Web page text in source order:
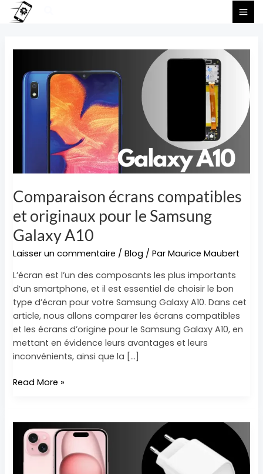
Aller
Comparaison écrans compatibles
et originaux pour le Samsung
Galaxy A10
Laisser un commentaire /Blog / ParMaurice Maubert
L’écran est l’un des composants les plus importants
d’un smartphone, et il est essentiel de choisir le bon
type d’écran pour votre Samsung Galaxy A10. Dans cet
article, nous allons comparer les écrans compatibles
et les écrans d’origine pour le Samsung Galaxy A10, en
mettant en évidence leurs avantages et leurs
inconvénients, ainsi que la […]
écrans
compatibles
originaux
A10
Read More »
Tout
que